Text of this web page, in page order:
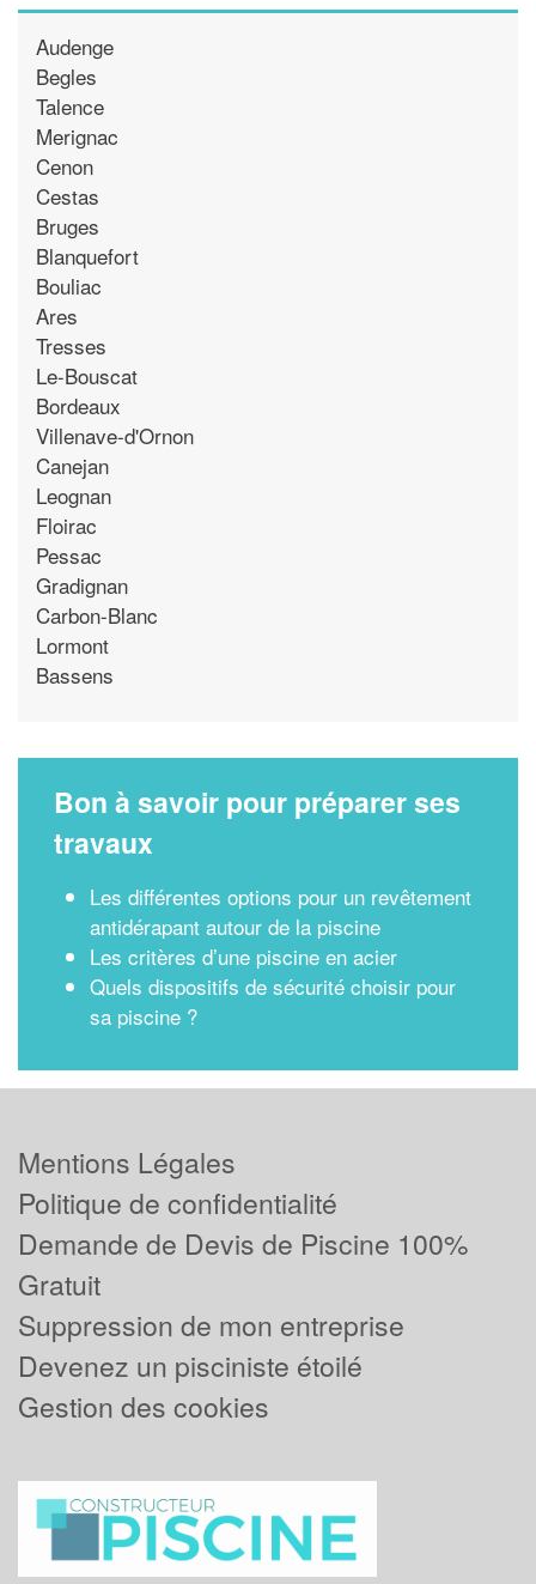
Audenge
Begles
Talence
Merignac
Cenon
Cestas
Bruges
Blanquefort
Bouliac
Ares
Tresses
Le-Bouscat
Bordeaux
Villenave-d'Ornon
Canejan
Leognan
Floirac
Pessac
Gradignan
Carbon-Blanc
Lormont
Bassens
Bon à savoir pour préparer ses
travaux
Les différentes options pour un revêtement
antidérapant autour de la piscine
Les critères d’une piscine en acier
Quels dispositifs de sécurité choisir pour
sa piscine ?
Mentions Légales
Politique de confidentialité
Demande de Devis de Piscine 100%
Gratuit
Suppression de mon entreprise
Devenez un pisciniste étoilé
Gestion des cookies